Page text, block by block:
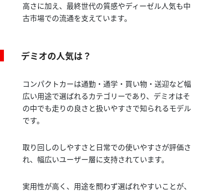
高さに加え、最終世代の質感やディーゼル人気も中
古市場での流通を支えています。
デミオの人気は？
コンパクトカーは通勤・通学・買い物・送迎など幅
広い用途で選ばれるカテゴリーであり、デミオはそ
の中でも走りの良さと扱いやすさで知られるモデル
です。
取り回しのしやすさと日常での使いやすさが評価さ
れ、幅広いユーザー層に支持されています。
実用性が高く、用途を問わず選ばれやすいことが、